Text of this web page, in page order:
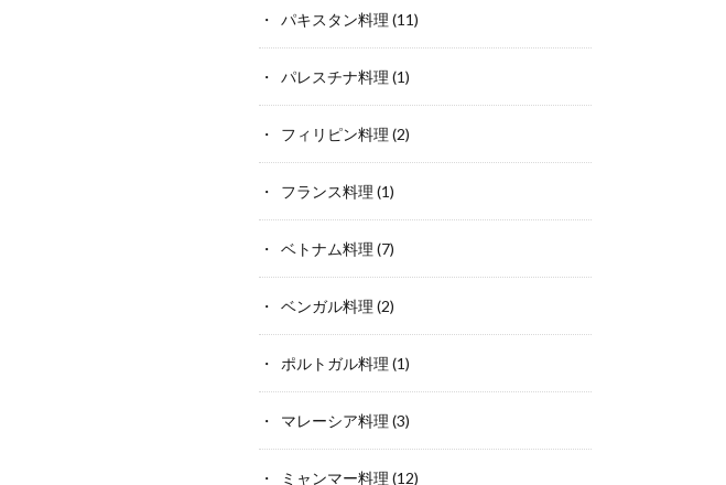
パキスタン料理 (11)
パレスチナ料理 (1)
フィリピン料理 (2)
フランス料理 (1)
ベトナム料理 (7)
ベンガル料理 (2)
ポルトガル料理 (1)
マレーシア料理 (3)
ミャンマー料理 (12)